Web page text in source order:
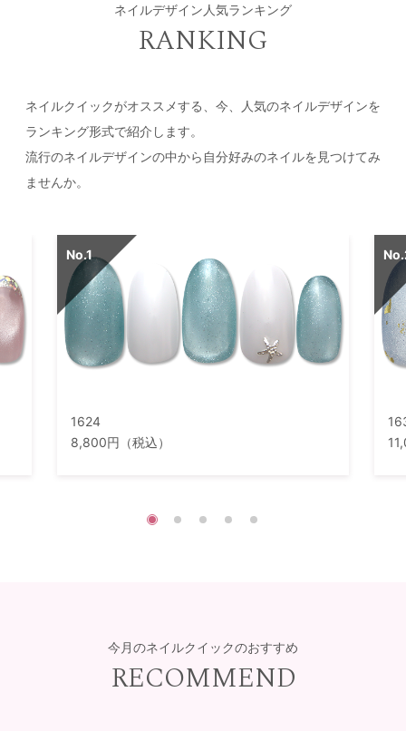
ネイルデザイン人気ランキング
RANKING
ネイルクイックがオススメする、今、人気のネイルデザインを
ランキング形式で紹介します。
流行のネイルデザインの中から自分好みのネイルを見つけてみ
ませんか。
1624
8,800円（税込）
今月のネイルクイックのおすすめ
RECOMMEND